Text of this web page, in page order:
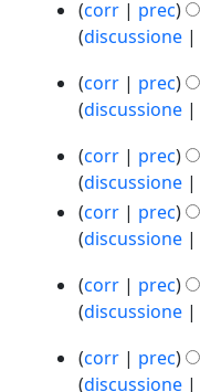
a
i
f
c
a
m
o
i
f
i
c
a
l
l
m
o
i
f
i
c
a
o
g
g
e
t
t
o
d
e
l
a
o
s
u
o
g
g
e
t
t
o
d
e
l
a
e
s
u
o
g
g
e
t
o
d
e
corr prec
discussione
e
s
u
n
o
g
g
e
t
t
o
corr prec
discussione
e
s
s
u
o
g
g
e
corr prec
discussione
N
e
s
u
o
corr prec
discussione
e
s
u
corr prec
discussione
ecorr prec
discussione